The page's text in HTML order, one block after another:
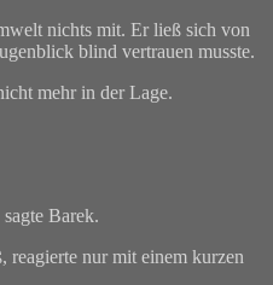
nichts mit. Er ließ sich von
blind vertrauen musste.
mehr in der Lage.
Barek.
reagierte nur mit einem kurzen